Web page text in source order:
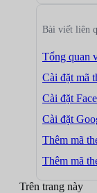
Bài viết liên
Tổng quan
Cài đặt mã
Cài đặt
Cài đặt
Thêm mã
Thêm mã
Trên trang này